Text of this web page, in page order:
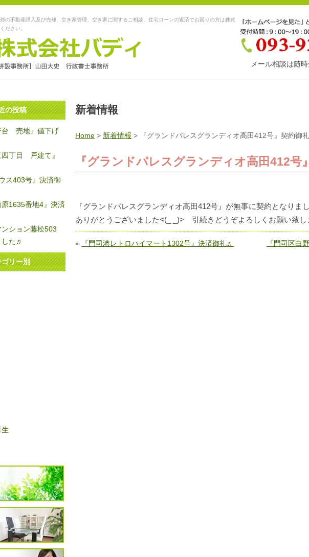
の不動産購入及び売却、空き家管理、空き家に関するご相談、住宅ローンの返済でお困りの方は株式
ださい。
メール相談は随
新着情報
Home > 新着情報 > 『グランドパレスグランディオ高田412号』契約御
『グランドパレスグランディオ高田412号
『グランドパレスグランディオ高田412号』が無事に契約となりま
ありがとうございました<(_ _)> 引続きどうぞよろしくお願い致
« 『門司港レトロハイマート1302号』決済御礼♬ 『門司区白
の投稿
台 売地』値下げ
四丁目 戸建て』
ス403号』決済御
原1635番地4』決済
ンション藤松503
した♬
リー別